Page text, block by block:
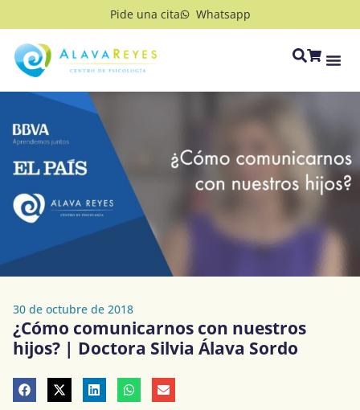
Pide una cita Whatsapp
30 de octubre de 2018
¿Cómo comunicarnos con nuestros
hijos? | Doctora Silvia Álava Sordo